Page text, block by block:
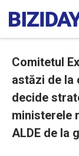
Comitetul
astăzi de la
decide
ministerele
ALDE de la